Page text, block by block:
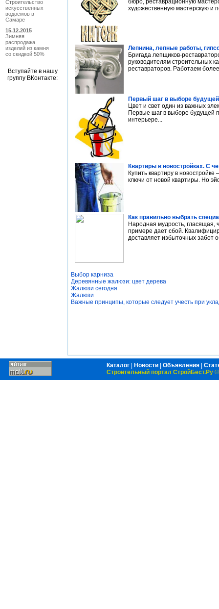
Строительство
искусственных
водоёмов в
Самаре
15.12.2015
Зимняя
распродажа
изделий из камня
со скидкой 50%
Вступайте в нашу
группу ВКонтакте:
бюро, реставрационную
художественную мастерскую и
Лепнина, лепные работы,
Бригада лепщиков-
руководителям строительных
реставраторов. Работаем
Первый шаг в выборе
Цвет и свет один из важных
Первые шаг в выборе будущей
интерьере...
Квартиры в новостройках. С
Купить квартиру в
ключи от новой квартиры. Но
Как правильно выбрать
Народная мудрость, гласящая,
примере дает сбой.
доставляет избыточных забот
Выбор карниза
Деревянные жалюзи: цвет дерева
Жалюзи сегодня
Жалюзи
Важные принципы, которые следует учесть при
Каталог Новости Объявления
Строительный портал СтройБест.Ру